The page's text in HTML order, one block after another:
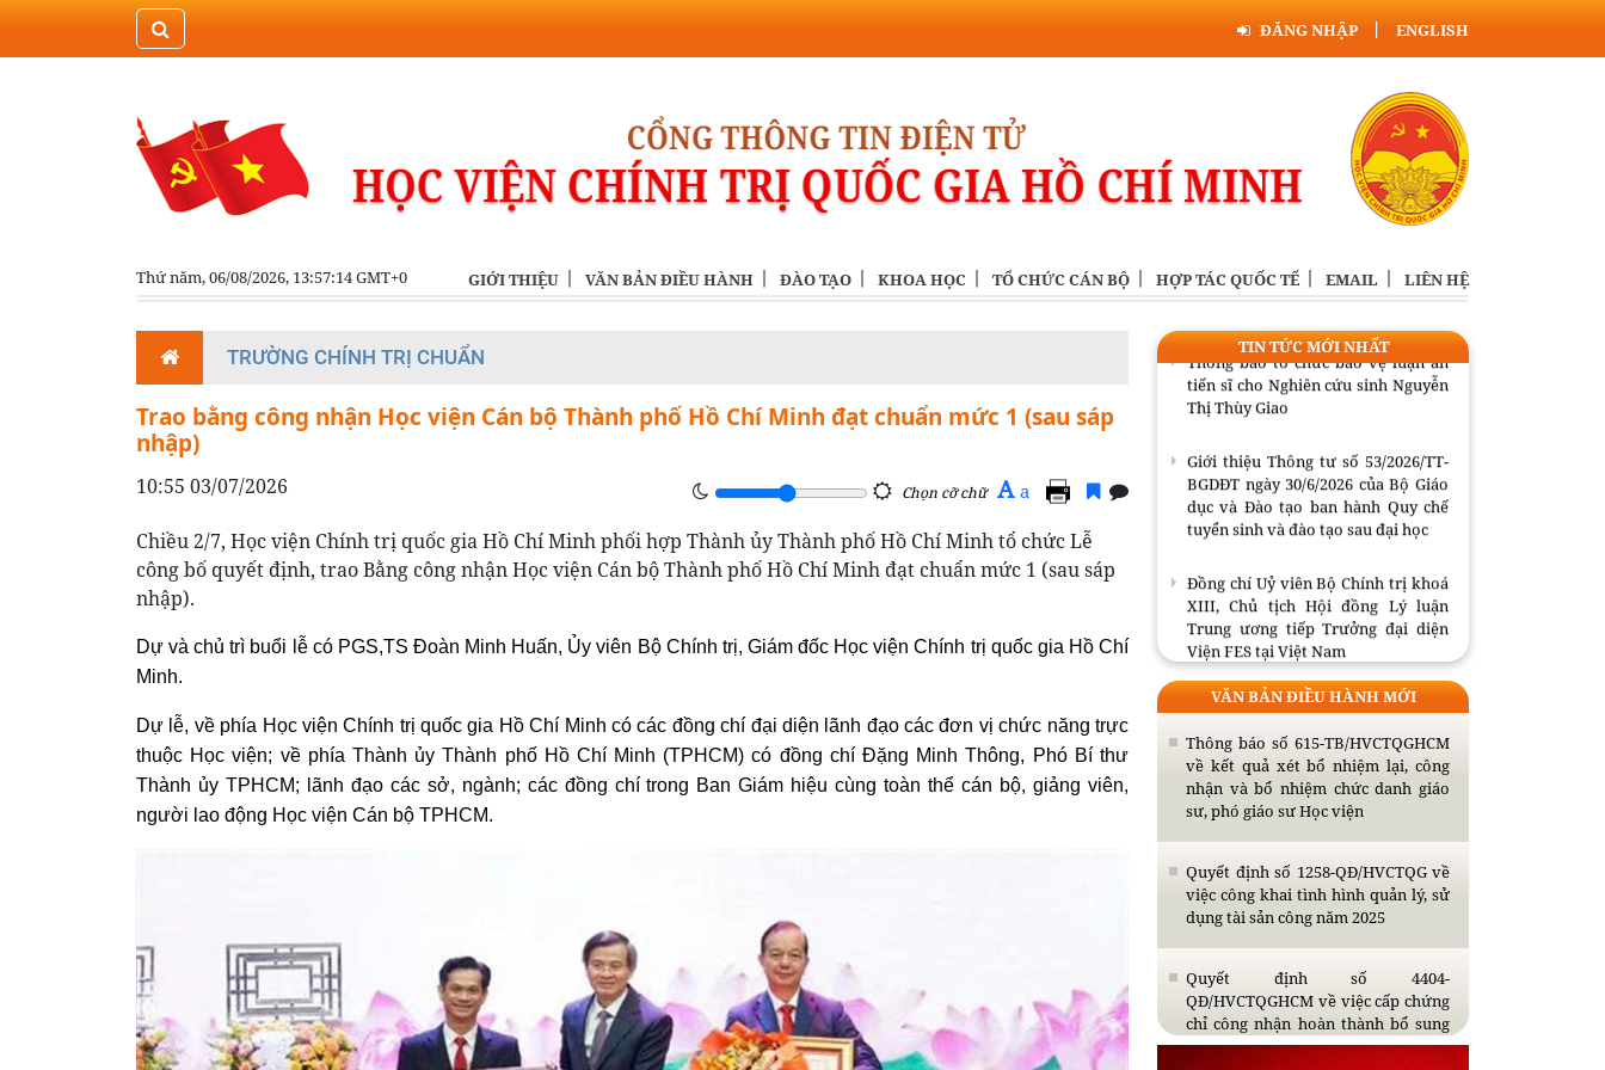
ĐĂNG NHẬP ENGLISH
Thứ năm, 06/08/2026, 13:57:14 GMT+0 GIỚI THIỆU VĂN BẢN ĐIỀU HÀNH ĐÀO TẠO KHOA HỌC TỔ CHỨC CÁN BỘ HỢP TÁC QUỐC TẾ EMAIL LIÊN HỆ
TRƯỜNG CHÍNH TRỊ CHUẨN
Trao bằng công nhận Học viện Cán bộ Thành phố Hồ Chí Minh đạt chuẩn mức 1 (sau sáp
nhập)
10:55 03/07/2026 Chọn cỡ chữ A a
Chiều 2/7, Học viện Chính trị quốc gia Hồ Chí Minh phối hợp Thành ủy Thành phố Hồ Chí Minh tổ chức Lễ
công bố quyết định, trao Bằng công nhận Học viện Cán bộ Thành phố Hồ Chí Minh đạt chuẩn mức 1 (sau sáp
nhập).
Dự và chủ trì buổi lễ có PGS,TS Đoàn Minh Huấn, Ủy viên Bộ Chính trị, Giám đốc Học viện Chính trị quốc gia Hồ Chí
Minh.
Dự lễ, về phía Học viện Chính trị quốc gia Hồ Chí Minh có các đồng chí đại diện lãnh đạo các đơn vị chức năng trực
thuộc Học viện; về phía Thành ủy Thành phố Hồ Chí Minh (TPHCM) có đồng chí Đặng Minh Thông, Phó Bí thư
Thành ủy TPHCM; lãnh đạo các sở, ngành; các đồng chí trong Ban Giám hiệu cùng toàn thể cán bộ, giảng viên,
người lao động Học viện Cán bộ TPHCM.
TIN TỨC MỚI NHẤT
BGDĐT ngày 30/6/2026 của Bộ Giáo
dục và Đào tạo ban hành Quy chế
Đồng chí Uỷ viên Bộ Chính trị khoá
XIII, Chủ tịch Hội đồng Lý luận
Trung ương tiếp Trưởng đại diện
Viện FES tại Việt Nam
Cao cấp lý luận chính trị và mô hình
Thông báo tổ chức bảo vệ luận án
tiến sĩ cho Nghiên cứu sinh Nguyễn
Thị Thùy Giao
Giới thiệu Thông tư số 53/2026/TT-
BGDĐT ngày 30/6/2026 của Bộ Giáo
dục và Đào tạo ban hành Quy chế
tuyển sinh và đào tạo sau đại học
Đồng chí Uỷ viên Bộ Chính trị khoá
XIII, Chủ tịch Hội đồng Lý luận
Trung ương tiếp Trưởng đại diện
Viện FES tại Việt Nam
Bế giảng Lớp tập huấn giáo trình
Cao cấp lý luận chính trị và mô hình
đồng kiến tạo tri thức, giá trị mới
Thông báo tổ chức bảo vệ luận án
tiến sĩ cho Nghiên cứu sinh Nguyễn
Thị Thùy Giao
Giới thiệu Thông tư số 53/2026/TT-
BGDĐT ngày 30/6/2026 của Bộ Giáo
VĂN BẢN ĐIỀU HÀNH MỚI
Thông báo số 615-TB/HVCTQGHCM
về kết quả xét bổ nhiệm lại, công
nhận và bổ nhiệm chức danh giáo
sư, phó giáo sư Học viện
Quyết định số 1258-QĐ/HVCTQG về
việc công khai tình hình quản lý, sử
dụng tài sản công năm 2025
Quyết định số 4404-
QĐ/HVCTQGHCM về việc cấp chứng
chỉ công nhận hoàn thành bổ sung
kiến thức dự tuyển đào tạo trình độ